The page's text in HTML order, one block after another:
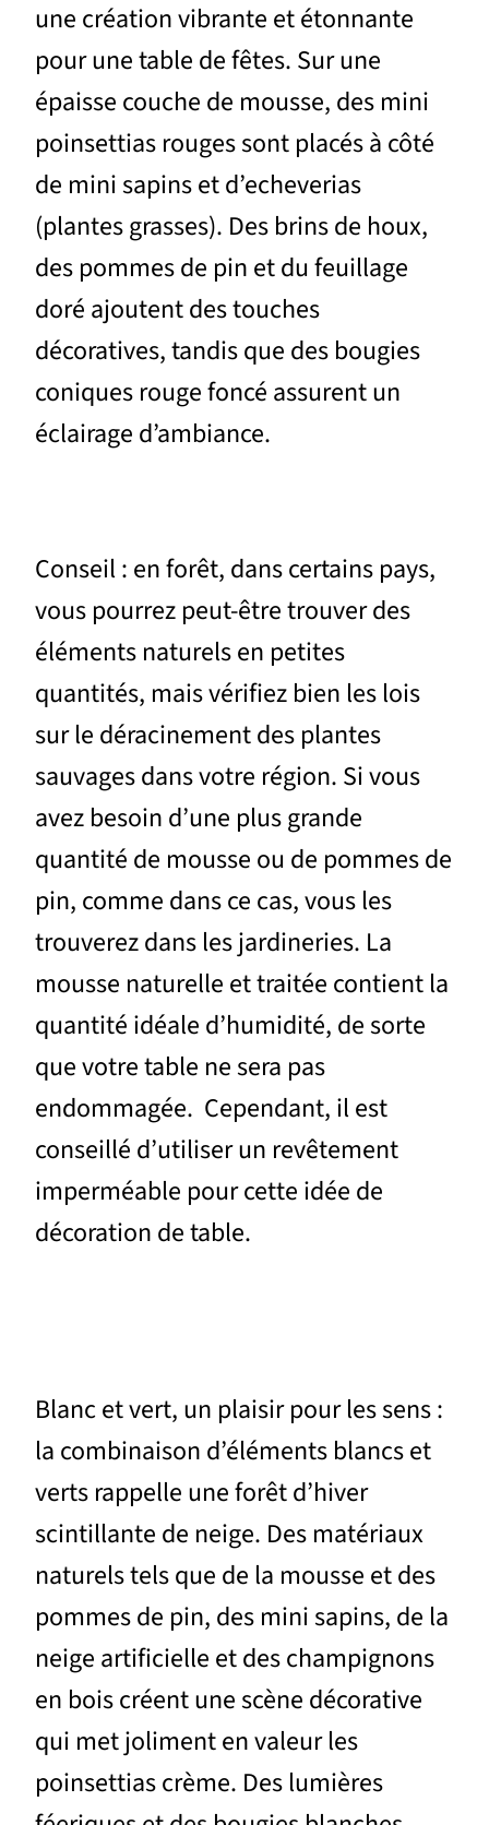
une création vibrante et étonnante
pour une table de fêtes. Sur une
épaisse couche de mousse, des mini
poinsettias rouges sont placés à côté
de mini sapins et d’echeverias
(plantes grasses). Des brins de houx,
des pommes de pin et du feuillage
doré ajoutent des touches
décoratives, tandis que des bougies
coniques rouge foncé assurent un
éclairage d’ambiance.
Conseil : en forêt, dans certains pays,
vous pourrez peut-être trouver des
éléments naturels en petites
quantités, mais vérifiez bien les lois
sur le déracinement des plantes
sauvages dans votre région. Si vous
avez besoin d’une plus grande
quantité de mousse ou de pommes de
pin, comme dans ce cas, vous les
trouverez dans les jardineries. La
mousse naturelle et traitée contient la
quantité idéale d’humidité, de sorte
que votre table ne sera pas
endommagée. Cependant, il est
conseillé d’utiliser un revêtement
imperméable pour cette idée de
décoration de table.
Blanc et vert, un plaisir pour les sens :
la combinaison d’éléments blancs et
verts rappelle une forêt d’hiver
scintillante de neige. Des matériaux
naturels tels que de la mousse et des
pommes de pin, des mini sapins, de la
neige artificielle et des champignons
en bois créent une scène décorative
qui met joliment en valeur les
poinsettias crème. Des lumières